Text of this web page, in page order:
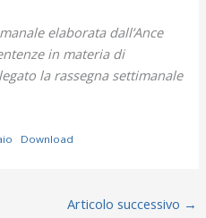
elaborata dall’Ance
in materia di
la rassegna settimanale
Download
Articolo successivo →